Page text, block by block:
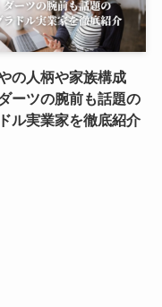
の人柄や家族構成
ーツの腕前も話題の
ル実業家を徹底紹介